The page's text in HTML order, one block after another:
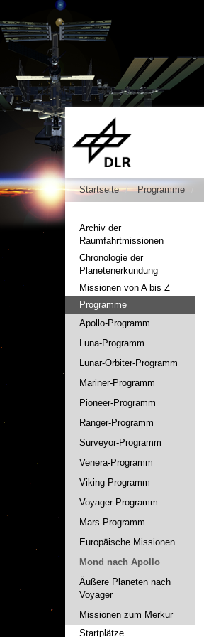
Startseite Programme
Archiv der
Raumfahrtmissionen
Chronologie der
Planetenerkundung
Missionen von A bis Z
Programme
Apollo-Programm
Luna-Programm
Lunar-Orbiter-Programm
Mariner-Programm
Pioneer-Programm
Ranger-Programm
Surveyor-Programm
Venera-Programm
Viking-Programm
Voyager-Programm
Mars-Programm
Europäische Missionen
Mond nach Apollo
Äußere Planeten nach
Voyager
Missionen zum Merkur
Startplätze